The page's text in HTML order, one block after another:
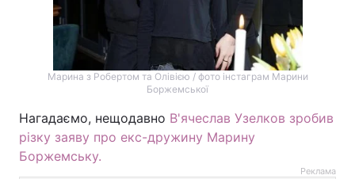
Марина з Робертом та Олівією / фото інстаграм Марини
Боржемської
Нагадаємо, нещодавно В'ячеслав Узелков зробив
різку заяву про екс-дружину Марину
Боржемську.
Реклама